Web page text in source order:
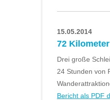
15.05.2014
72
Drei große
24 Stunden von
Bericht als PDF